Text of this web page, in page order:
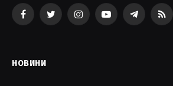
FacebookTwitterInstagramYouTubeTelegramRSS
НОВИНИ